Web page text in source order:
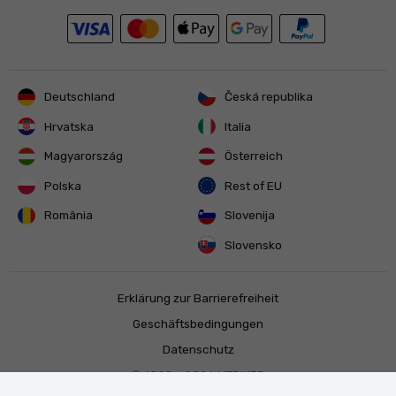
Deutschland Česká republika
Hrvatska Italia
Magyarország Österreich
Polska Rest of EU
România Slovenija
Slovensko
Erklärung zur Barrierefreiheit
Geschäftsbedingungen
Datenschutz
© 1998 - 2026MTBIKER